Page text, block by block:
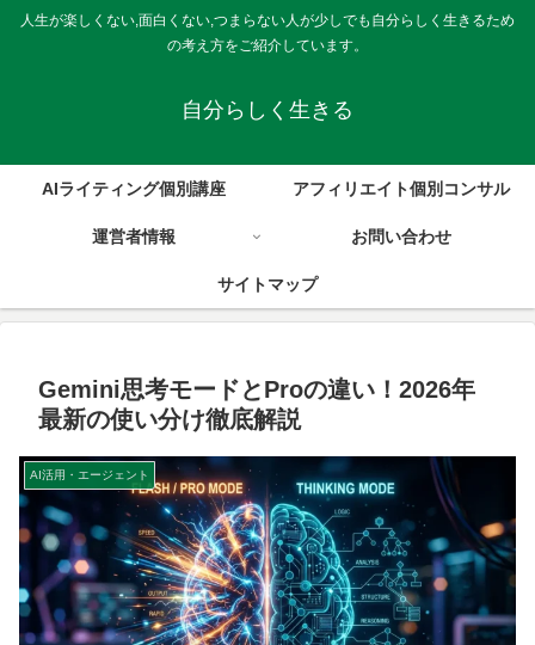
人生が楽しくない,面白くない,つまらない人が少しでも自分らしく生きるため
の考え方をご紹介しています。
自分らしく生きる
AIライティング個別講座 アフィリエイト個別コンサル
運営者情報 お問い合わせ
サイトマップ
Gemini思考モードとProの違い！2026年
最新の使い分け徹底解説
AI活用・エージェント